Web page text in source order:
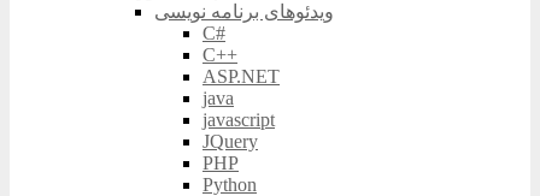
ویدئوهای برنامه نویسی
C#
C++
ASP.NET
java
javascript
JQuery
PHP
Python